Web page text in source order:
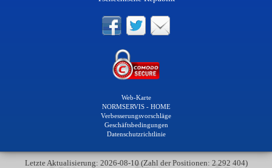
Web-Karte
NORMSERVIS - HOME
Verbesserungsvorschläge
Geschäftsbedingungen
Datenschutzrichtlinie
Letzte Aktualisierung: 2026-08-10 (Zahl der Positionen: 2 292 404)